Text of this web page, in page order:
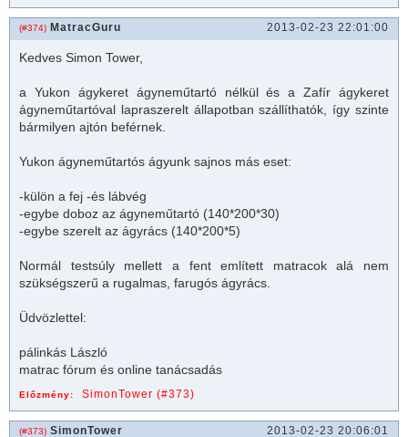
(#374) MatracGuru 2013-02-23 22:01:00
Kedves Simon Tower,
a Yukon ágykeret ágyneműtartó nélkül és a Zafír ágykeret
ágyneműtartóval lapraszerelt állapotban szállíthatók, így szinte
bármilyen ajtón beférnek.
Yukon ágyneműtartós ágyunk sajnos más eset:
-külön a fej -és lábvég
-egybe doboz az ágyneműtartó (140*200*30)
-egybe szerelt az ágyrács (140*200*5)
Normál testsúly mellett a fent említett matracok alá nem
szükségszerű a rugalmas, farugós ágyrács.
Üdvözlettel:
pálinkás László
matrac fórum és online tanácsadás
Előzmény: SimonTower (#373)
(#373) SimonTower 2013-02-23 20:06:01